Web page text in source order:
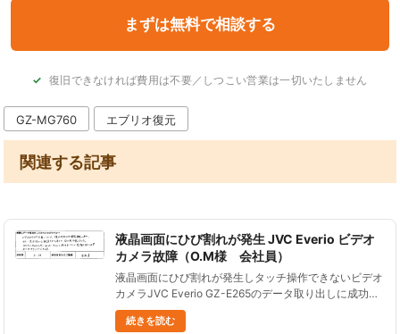
復旧できなければ費用は不要／しつこい営業は一切いたしません
GZ-MG760 エブリオ復元
関連する記事
液晶画面にひび割れが発生 JVC Everio ビデオ
カメラ故障（O.M様 会社員）
液晶画面にひび割れが発生しタッチ操作できないビデオ
カメラJVC Everio GZ-E265のデータ取り出しに成功し
ました。 お客様からご感想をいただきましたので、ご
紹介します。 ビデオカメラが到着してから、復旧可能
続きを読む